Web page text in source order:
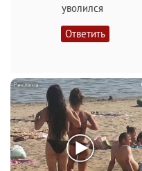
уволился
Ответить